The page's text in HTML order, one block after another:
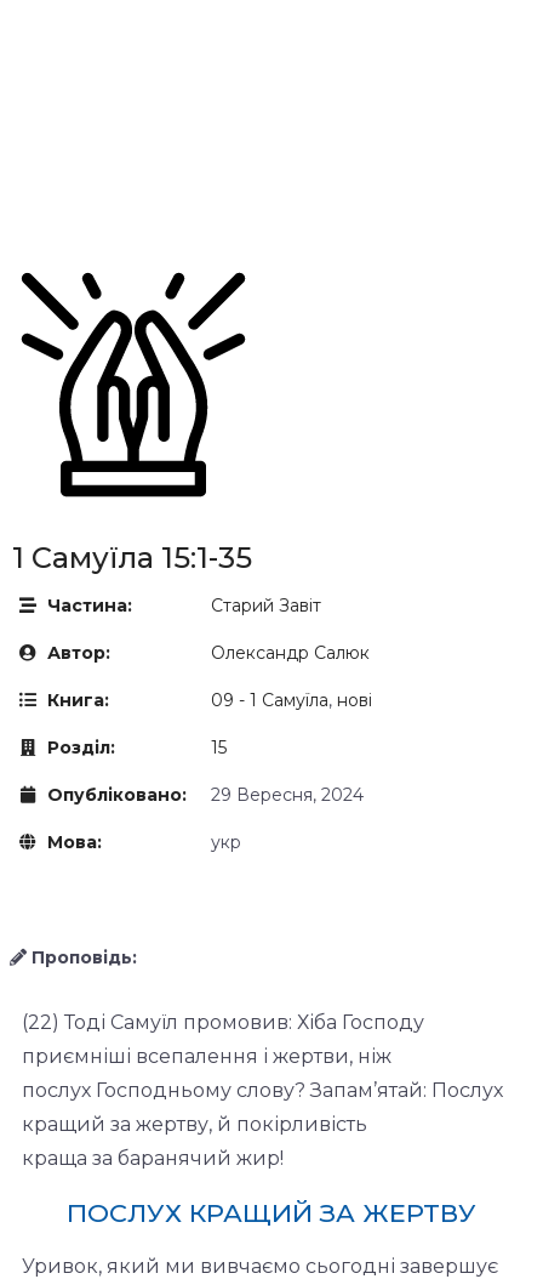
1 Самуїла 15:1-35
Частина: Старий Завіт
Автор: Олександр Салюк
Книга: 09 - 1 Самуїла, нові
Розділ: 15
Опубліковано: 29 Вересня, 2024
Мова: укр
Проповідь:
(22) Тоді Самуїл промовив: Хіба Господу
приємніші всепалення і жертви, ніж
послух Господньому слову? Запам’ятай: Послух
кращий за жертву, й покірливість
краща за баранячий жир!
ПОСЛУХ КРАЩИЙ ЗА ЖЕРТВУ
Уривок, який ми вивчаємо сьогодні завершує